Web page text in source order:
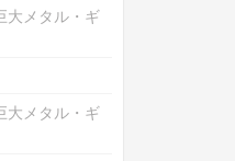
メタル・ギ
メタル・ギ